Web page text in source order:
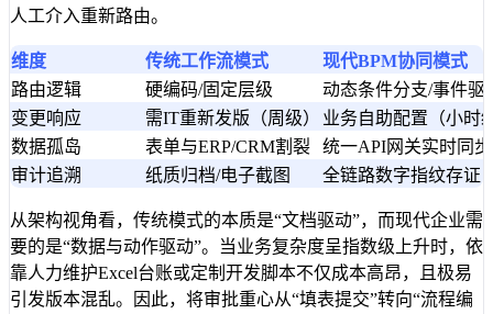
人工介入重新路由。
维度 传统工作流模式
现代BPM协同模式
路由逻辑
硬编码/固定层级
动态条件分支/事件驱
变更响应
需IT重新发版（周级）
业务自助配置（小时
数据孤岛
表单与ERP/CRM割裂
统一API网关实时同步
审计追溯
纸质归档/电子截图 全链路数字指纹存证
从架构视角看，传统模式的本质是“文档驱动”，而现代企业需
要的是“数据与动作驱动”。当业务复杂度呈指数级上升时，依
靠人力维护Excel台账或定制开发脚本不仅成本高昂，且极易
引发版本混乱。因此，将审批重心从“填表提交”转向“流程编